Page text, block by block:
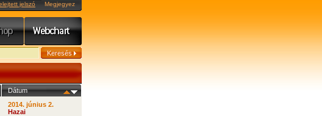
jelszó Megjegyez
Dátum
2014. június 2.
Hazai